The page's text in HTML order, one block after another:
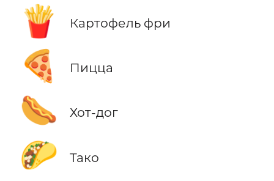
🍟 Картофель фри
🍕 Пицца
🌭 Хот-дог
🌮 Тако